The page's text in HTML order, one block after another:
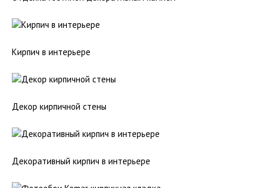
Кирпич в интерьере
Декор кирпичной стены
Декоративный кирпич в интерьере